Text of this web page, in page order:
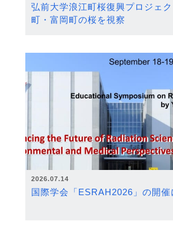
弘前大学浪江町桜復興プロジェ
町・富岡町の桜を視察
2026.07.14
国際学会「ESRAH2026」の開催